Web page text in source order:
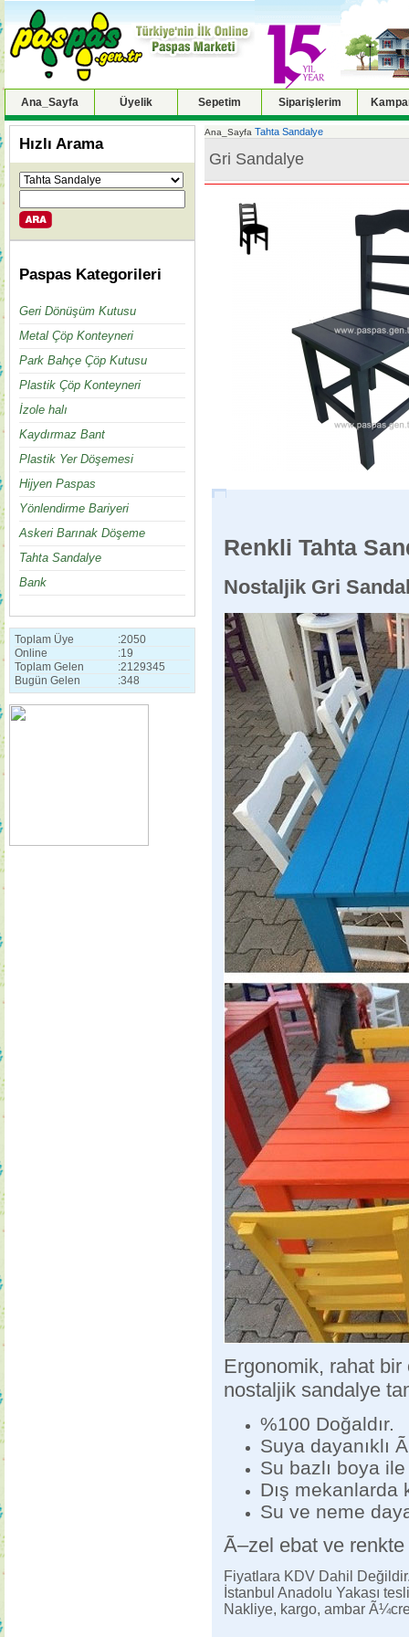
Ana_Sayfa Üyelik Sepetim Siparişlerim
Hızlı Arama
Paspas Kategorileri
Geri Dönüşüm Kutusu
Metal Çöp Konteyneri
Park Bahçe Çöp Kutusu
Plastik Çöp Konteyneri
İzole halı
Kaydırmaz Bant
Plastik Yer Döşemesi
Hijyen Paspas
Yönlendirme Bariyeri
Askeri Barınak Döşeme
Tahta Sandalye
Bank
Toplam Üye :2050
Online
:19
Toplam Gelen
:2129345
Bugün Gelen
:348
Ana_Sayfa Tahta Sandalye
Gri Sandalye
Renkli Tahta
Nostaljik Gri
Ergonomik, rahat
nostaljik sandalye
%100 Doğaldır.
Suya dayanıklı
Su bazlı boya
Dış mekanlarda
Su ve neme
Ã–zel ebat ve
Fiyatlara KDV Dahil
İstanbul Anadolu Yakası
Nakliye, kargo, ambar